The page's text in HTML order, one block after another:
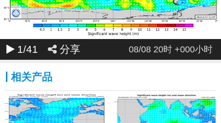
240
1/41 分享 08/08 20时 +000小时
相关产品